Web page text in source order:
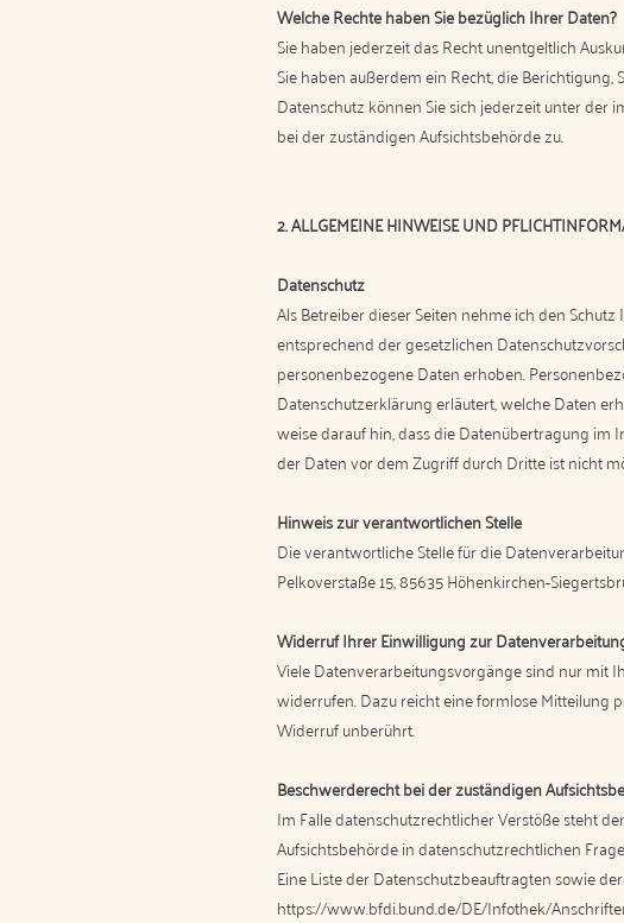
Welche Rechte haben Sie bezüglich Ihrer Daten?
Sie haben jederzeit das Recht unentgeltlich
Sie haben außerdem ein Recht, die
Datenschutz können Sie sich jederzeit unter
bei der zuständigen Aufsichtsbehörde zu.
2. ALLGEMEINE HINWEISE UND
Datenschutz
Als Betreiber dieser Seiten nehme ich den
entsprechend der gesetzlichen
personenbezogene Daten erhoben.
Datenschutzerklärung erläutert, welche Daten
weise darauf hin, dass die Datenübertragung im
der Daten vor dem Zugriff durch Dritte ist nicht
Hinweis zur verantwortlichen Stelle
Die verantwortliche Stelle für die
Pelkoverstaße 15, 85635 Höhenkirchen-
Widerruf Ihrer Einwilligung zur
Viele Datenverarbeitungsvorgänge sind nur mit
widerrufen. Dazu reicht eine formlose Mitteilung
Widerruf unberührt.
Beschwerderecht bei der zuständigen
Im Falle datenschutzrechtlicher Verstöße steht
Aufsichtsbehörde in datenschutzrechtlichen
Eine Liste der Datenschutzbeauftragten sowie
https://www.bfdi.bund.de/DE/Infothek/